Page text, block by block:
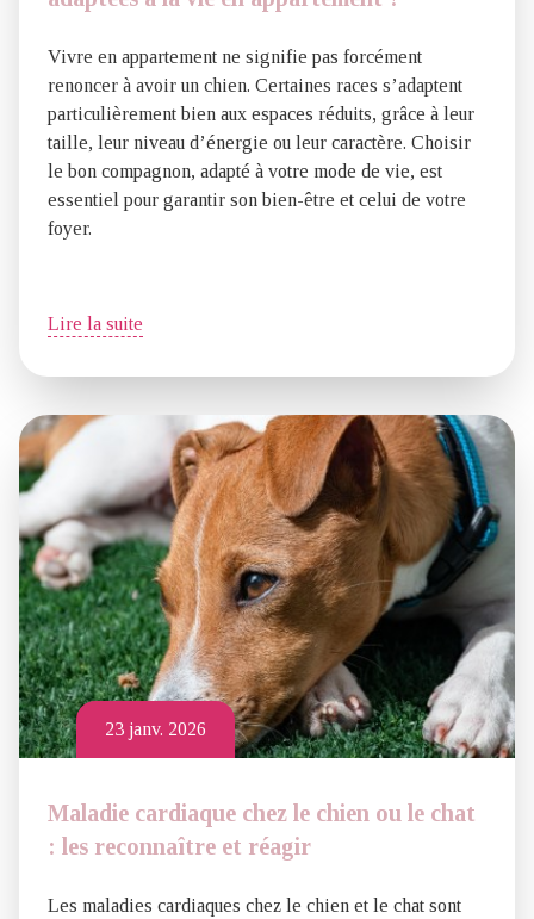
Vivre en appartement ne signifie pas forcément
renoncer à avoir un chien. Certaines races s’adaptent
particulièrement bien aux espaces réduits, grâce à leur
taille, leur niveau d’énergie ou leur caractère. Choisir
le bon compagnon, adapté à votre mode de vie, est
essentiel pour garantir son bien-être et celui de votre
foyer.
Lire la suite
23 janv. 2026
Maladie cardiaque chez le chien ou le chat
: les reconnaître et réagir
Les maladies cardiaques chez le chien et le chat sont